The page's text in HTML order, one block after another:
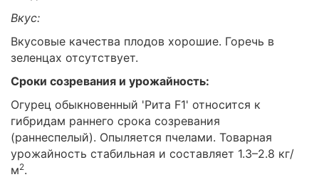
Вкус:
Вкусовые качества плодов хорошие. Горечь в
зеленцах отсутствует.
Сроки созревания и урожайность:
Огурец обыкновенный 'Рита F1' относится к
гибридам раннего срока созревания
(раннеспелый). Опыляется пчелами. Товарная
урожайность стабильная и составляет 1.3–2.8 кг/
м2.